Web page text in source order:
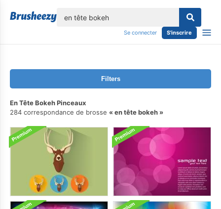
Se connecter S'inscrire
Filters
En Tête Bokeh Pinceaux
284 correspondance de brosse
en tête bokeh